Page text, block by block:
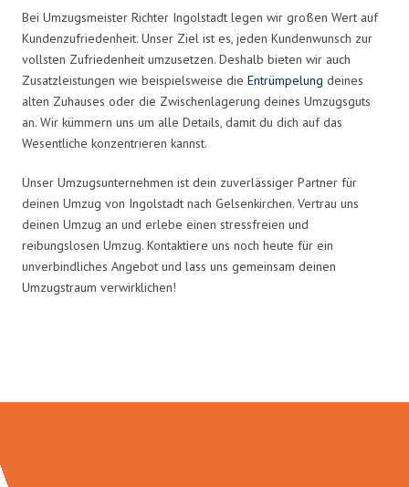
Bei Umzugsmeister Richter Ingolstadt legen wir großen Wert auf
Kundenzufriedenheit. Unser Ziel ist es, jeden Kundenwunsch zur
vollsten Zufriedenheit umzusetzen. Deshalb bieten wir auch
Zusatzleistungen wie beispielsweise die Entrümpelung deines
alten Zuhauses oder die Zwischenlagerung deines Umzugsguts
an. Wir kümmern uns um alle Details, damit du dich auf das
Wesentliche konzentrieren kannst.
Unser Umzugsunternehmen ist dein zuverlässiger Partner für
deinen Umzug von Ingolstadt nach Gelsenkirchen. Vertrau uns
deinen Umzug an und erlebe einen stressfreien und
reibungslosen Umzug. Kontaktiere uns noch heute für ein
unverbindliches Angebot und lass uns gemeinsam deinen
Umzugstraum verwirklichen!